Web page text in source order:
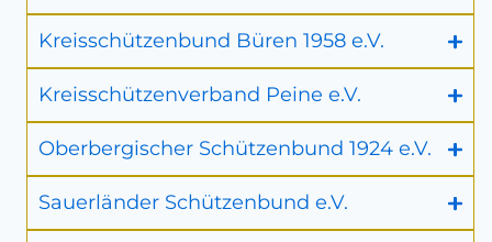
Kreisschützenbund Büren 1958 e.V.
Kreisschützenverband Peine e.V.
Oberbergischer Schützenbund 1924 e.V.
Sauerländer Schützenbund e.V.